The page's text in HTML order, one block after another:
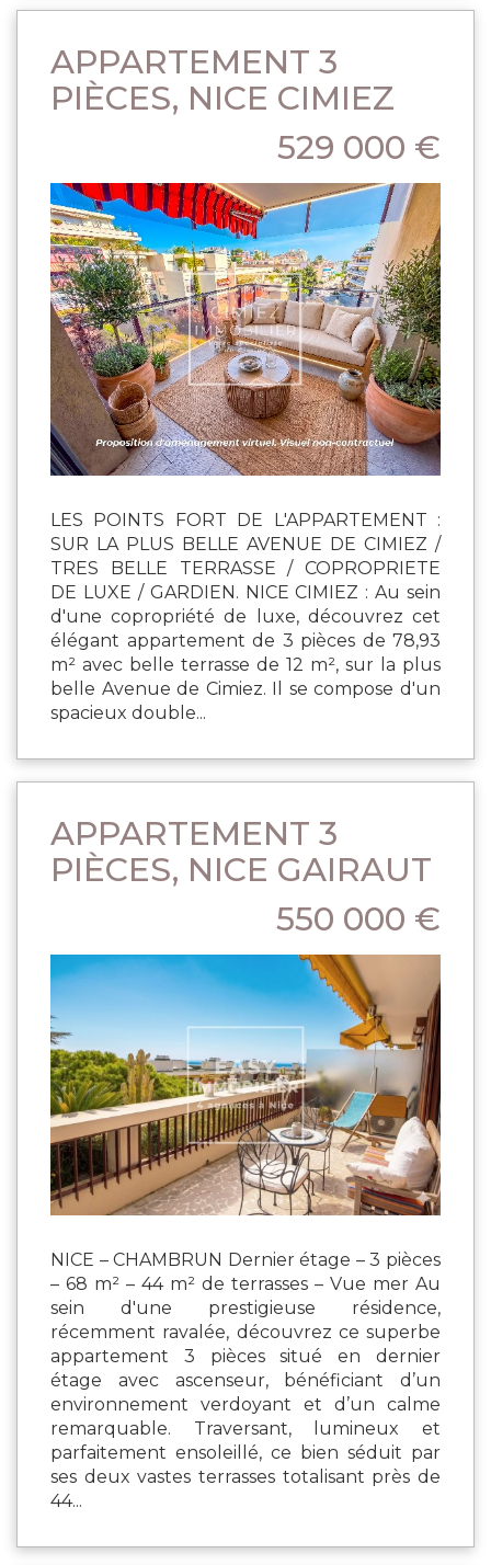
APPARTEMENT 3
PIÈCES, NICE CIMIEZ
529 000 €
LES POINTS FORT DE L'APPARTEMENT :
SUR LA PLUS BELLE AVENUE DE CIMIEZ /
TRES BELLE TERRASSE / COPROPRIETE
DE LUXE / GARDIEN. NICE CIMIEZ : Au sein
d'une copropriété de luxe, découvrez cet
élégant appartement de 3 pièces de 78,93
m² avec belle terrasse de 12 m², sur la plus
belle Avenue de Cimiez. Il se compose d'un
spacieux double...
APPARTEMENT 3
PIÈCES, NICE GAIRAUT
550 000 €
NICE – CHAMBRUN Dernier étage – 3 pièces
– 68 m² – 44 m² de terrasses – Vue mer Au
sein d'une prestigieuse résidence,
récemment ravalée, découvrez ce superbe
appartement 3 pièces situé en dernier
étage avec ascenseur, bénéficiant d’un
environnement verdoyant et d’un calme
remarquable. Traversant, lumineux et
parfaitement ensoleillé, ce bien séduit par
ses deux vastes terrasses totalisant près de
44...